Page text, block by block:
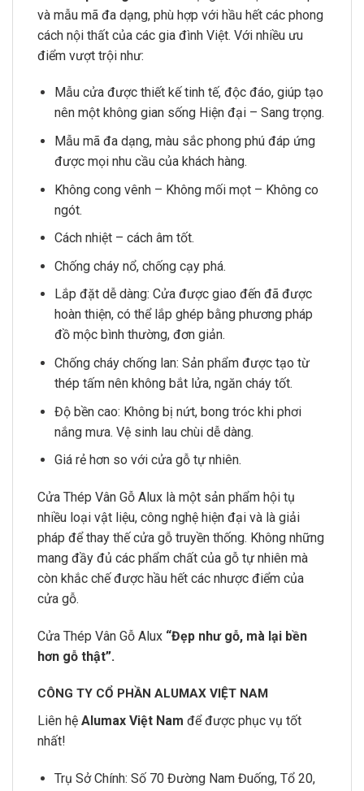
và mẫu mã đa dạng, phù hợp với hầu hết các phong
cách nội thất của các gia đình Việt. Với nhiều ưu
điểm vượt trội như:
Mẫu cửa được thiết kế tinh tế, độc đáo, giúp tạo
nên một không gian sống Hiện đại – Sang trọng.
Mẫu mã đa dạng, màu sắc phong phú đáp ứng
được mọi nhu cầu của khách hàng.
Không cong vênh – Không mối mọt – Không co
ngót.
Cách nhiệt – cách âm tốt.
Chống cháy nổ, chống cạy phá.
Lắp đặt dễ dàng: Cửa được giao đến đã được
hoàn thiện, có thể lắp ghép bằng phương pháp
đồ mộc bình thường, đơn giản.
Chống cháy chống lan: Sản phẩm được tạo từ
thép tấm nên không bắt lửa, ngăn cháy tốt.
Độ bền cao: Không bị nứt, bong tróc khi phơi
nắng mưa. Vệ sinh lau chùi dễ dàng.
Giá rẻ hơn so với cửa gỗ tự nhiên.
Cửa Thép Vân Gỗ Alux là một sản phẩm hội tụ
nhiều loại vật liệu, công nghệ hiện đại và là giải
pháp để thay thế cửa gỗ truyền thống. Không những
mang đầy đủ các phẩm chất của gỗ tự nhiên mà
còn khắc chế được hầu hết các nhược điểm của
cửa gỗ.
Cửa Thép Vân Gỗ Alux “Đẹp như gỗ, mà lại bền
hơn gỗ thật”.
CÔNG TY CỔ PHẦN ALUMAX VIỆT NAM
Liên hệ Alumax Việt Nam để được phục vụ tốt
nhất!
Trụ Sở Chính: Số 70 Đường Nam Đuống, Tổ 20,